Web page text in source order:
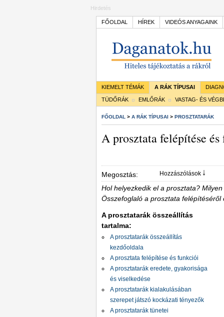
Hirdetés
FŐOLDAL HÍREK VIDEÓS ANYAGAINK
KIEMELT TÉMÁK A RÁK TÍPUSAI
TÜDŐRÁK EMLŐRÁK VASTAG- ÉS
FŐOLDAL > A RÁK TÍPUSAI > PROSZTATARÁK
A prosztata felépítése
Megosztás: Hozzászólások ￬
Hol helyezkedik el a prosztata?
Összefoglaló a prosztata felépítéséről
A prosztatarák összeállítás
tartalma:
A prosztatarák összeállítás
kezdőoldala
A prosztata felépítése és funkciói
A prosztatarák eredete, gyakorisága
és viselkedése
A prosztatarák kialakulásában
szerepet játszó kockázati tényezők
A prosztatarák tünetei